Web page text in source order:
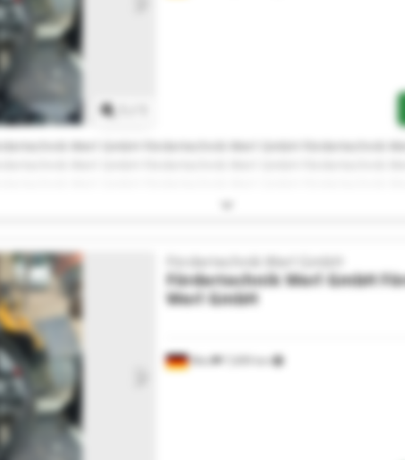
Werl GmbH Fördertechnik Werl GmbH Fördertechnik
Werl 7,699 km
Fördertechnik Werl GmbH
Fördertechnik Werl GmbH
Werl GmbH